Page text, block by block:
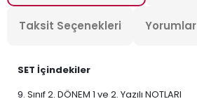
Taksit Seçenekleri Yorumlar
SET İçindekiler
9. Sınıf 2. DÖNEM 1 ve 2. Yazılı NOTLARI